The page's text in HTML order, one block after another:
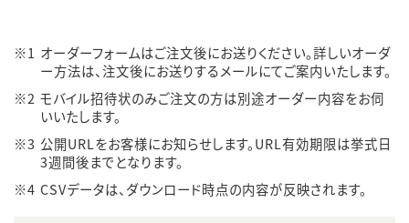
※1 オーダーフォームはご注文後にお送りください。詳しいオーダ
ー方法は、注文後にお送りするメールにてご案内いたします。
※2 モバイル招待状のみご注文の方は別途オーダー内容をお伺
いいたします。
※3 公開URLをお客様にお知らせします。URL有効期限は挙式日
3週間後までとなります。
※4 CSVデータは、ダウンロード時点の内容が反映されます。